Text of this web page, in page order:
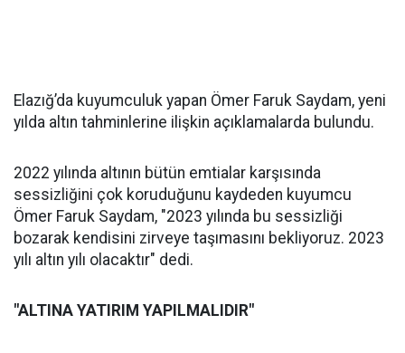
Elazığ’da kuyumculuk yapan Ömer Faruk Saydam, yeni
yılda altın tahminlerine ilişkin açıklamalarda bulundu.
2022 yılında altının bütün emtialar karşısında
sessizliğini çok koruduğunu kaydeden kuyumcu
Ömer Faruk Saydam, "2023 yılında bu sessizliği
bozarak kendisini zirveye taşımasını bekliyoruz. 2023
yılı altın yılı olacaktır" dedi.
"ALTINA YATIRIM YAPILMALIDIR"